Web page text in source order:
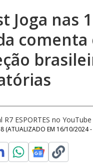
Joga nas
comenta
R7 ESPORTES no YouTube
(ATUALIZADO EM 16/10/2024